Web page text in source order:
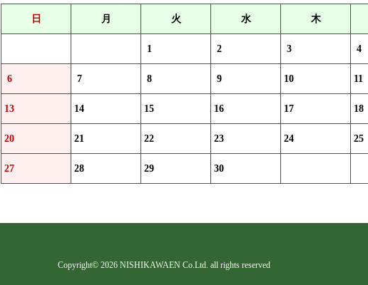
日 月 火 水 木
1 2 3 4
6 7 8 9 10 11
13 14 15 16 17 18
20 21 22 23 24 25
27 28 29 30
Copyright© 2026 NISHIKAWAEN Co.Ltd. all rights reserved